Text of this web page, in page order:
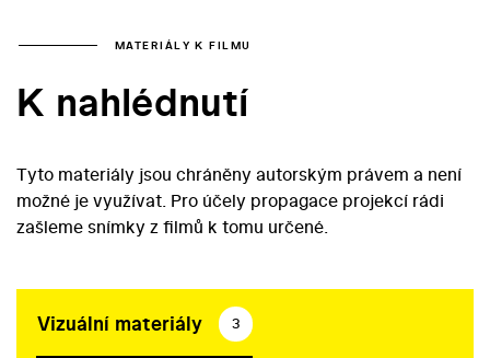
MATERIÁLY K FILMU
K nahlédnutí
Tyto materiály jsou chráněny autorským právem a není
možné je využívat. Pro účely propagace projekcí rádi
zašleme snímky z filmů k tomu určené.
Vizuální materiály 3